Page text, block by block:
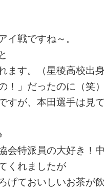
戦ですね～。
ます。（星稜高校出身
！」だったのに（笑）
が、本田選手は見て
会特派員の大好き！
くれましたが
げておいしいお茶が